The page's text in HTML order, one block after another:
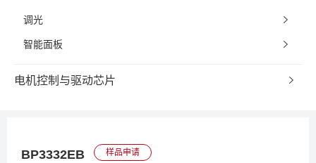
调光
智能面板
电机控制与驱动芯片
BP3332EB 样品申请